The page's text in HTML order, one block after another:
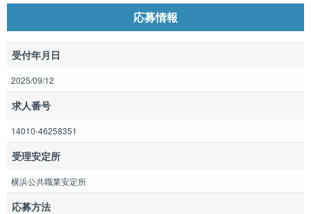
応募情報
受付年月日
2025/09/12
求人番号
14010-46258351
受理安定所
横浜公共職業安定所
応募方法